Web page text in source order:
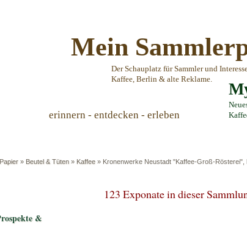
Mein
Der Schauplatz für Sammler und
Kaffee, Berlin & alte Reklame.
erinnern - entdecken - erleben
» Beutel & Tüten » Kaffee » Kronenwerke Neustadt "Kaffee-Groß-Rösterei",
123 Exponate in dieser
&